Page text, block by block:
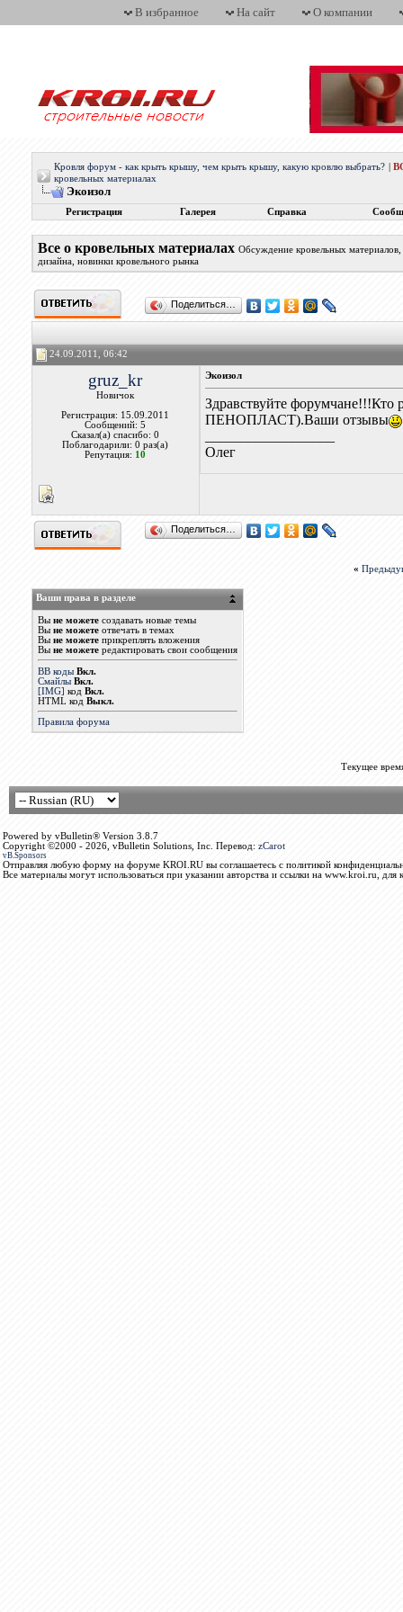
В избранное На сайт О компании
Кровля форум - как крыть крышу, чем крыть крышу, какую кровлю выбрать?
кровельных материалах
Экоизол
Регистрация Галерея Справка
Все о кровельных материалах Обсуждение кровельных
дизайна, новинки кровельного рынка
Поделиться…
24.09.2011, 06:42
gruz_kr
Новичок
Регистрация: 15.09.2011
Сообщений: 5
Сказал(а) спасибо: 0
Поблагодарили: 0 раз(а)
Репутация: 10
Экоизол
Здравствуйте
ПЕНОПЛАСТ).Ваши отзывы
Олег
Поделиться…
«
Ваши права в разделе
Вы не можетесоздавать новые темы
Вы не можетеотвечать в темах
Вы не можетеприкреплять вложения
Вы не можетередактировать свои сообщения
BB коды Вкл.
Смайлы Вкл.
[IMG] код Вкл.
HTML код Выкл.
Правила форума
Текущее
Powered by vBulletin® Version 3.8.7
Copyright ©2000 - 2026, vBulletin Solutions, Inc. Перевод: zCarot
vB.Sponsors
Отправляя любую форму на форуме KROI.RU вы соглашаетесь с политикой
Все материалы могут использоваться при указании авторства и ссылки на www.kroi.ru, для